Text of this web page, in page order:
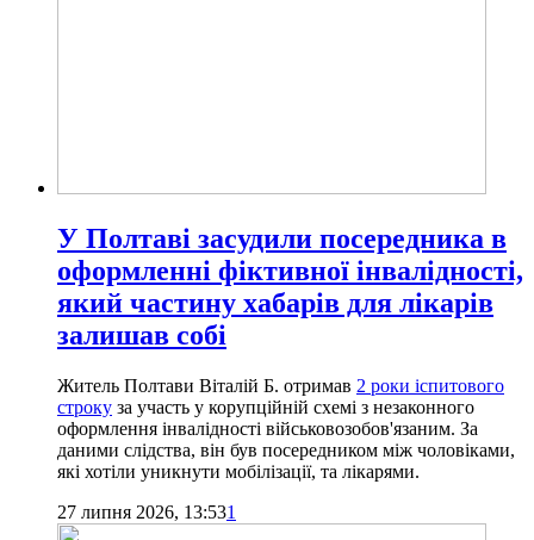
У Полтаві засудили посередника в
оформленні фіктивної інвалідності,
який частину хабарів для лікарів
залишав собі
Житель Полтави Віталій Б. отримав 2 роки іспитового
строку за участь у корупційній схемі з незаконного
оформлення інвалідності військовозобов'язаним. За
даними слідства, він був посередником між чоловіками,
які хотіли уникнути мобілізації, та лікарями.
27 липня 2026, 13:531